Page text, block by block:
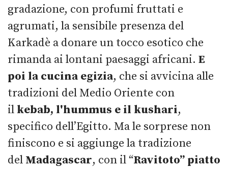
gradazione, con profumi fruttati e
agrumati, la sensibile presenza del
Karkadè a donare un tocco esotico che
rimanda ai lontani paesaggi africani. E
poi la cucina egizia, che si avvicina alle
tradizioni del Medio Oriente con
il kebab, l'hummus e il kushari,
specifico dell’Egitto. Ma le sorprese non
finiscono e si aggiunge la tradizione
del Madagascar, con il “Ravitoto” piatto